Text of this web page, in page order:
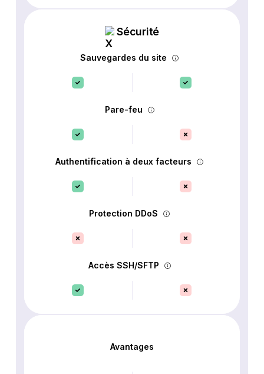
Sécurité
Sauvegardes du site
Pare-feu
Authentification à deux facteurs
Protection DDoS
Accès SSH/SFTP
Avantages